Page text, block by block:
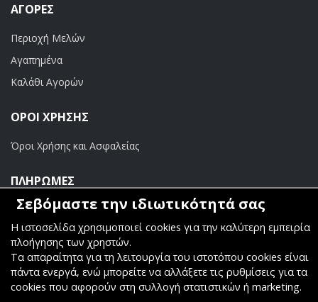
ΑΓΟΡΈΣ
Περιοχή Μελών
Αγαπημένα
Καλάθι Αγορών
ΟΡΟΙ ΧΡΗΣΗΣ
Όροι Χρήσης και Ασφαλείας
ΠΛΗΡΩΜΕΣ
Τραπεζικοί Λογαριασμοί
Copyright ©Κοσμάς Audio Video. All Rights Reserved
Σεβόμαστε την ιδιωτικότητά σας
Η ιστοσελίδα χρησιμοποιεί cookies για την καλύτερη εμπειρία
πλοήγησης των χρηστών.
Τα απαραίτητα για τη λειτουργία του ιστοτόπου cookies είναι
πάντα ενεργά, ενώ μπορείτε να αλλάξετε τις ρυθμίσεις για τα
cookies που αφορούν στη συλλογή στατιστικών ή marketing.